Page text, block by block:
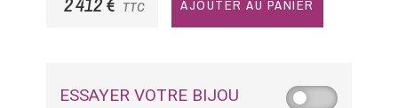
TTC AJOUTER AU PANIER
ESSAYER VOTRE BIJOU